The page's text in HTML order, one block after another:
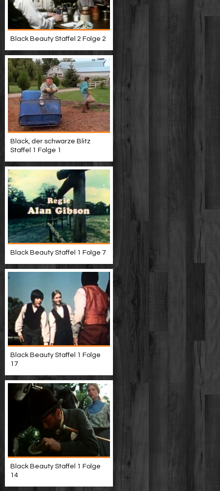
Black Beauty Staffel 2 Folge 2
Black, der schwarze Blitz
Staffel 1 Folge 1
Black Beauty Staffel 1 Folge 7
Black Beauty Staffel 1 Folge
17
Black Beauty Staffel 1 Folge
14